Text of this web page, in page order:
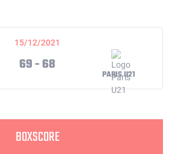
15/12/2021
69 - 68
PARIS U21
BOXSCORE